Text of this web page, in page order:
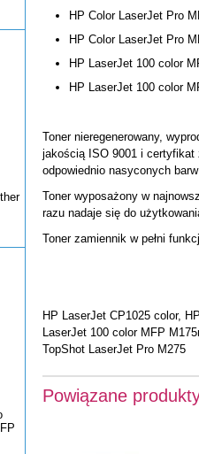
HP Color LaserJet Pro
HP Color LaserJet Pro
HP LaserJet 100 color
HP LaserJet 100 color
Toner nieregenerowany,
jakością ISO 9001 i certyfikat
odpowiednio nasyconych
Toner wyposażony w
razu nadaje się do
Toner zamiennik w pełni
HP LaserJet CP1025 color,
LaserJet 100 color MFP
TopShot LaserJet Pro M275
Powiązane